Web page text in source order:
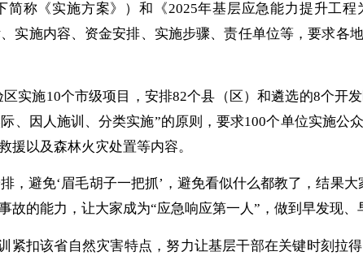
称《实施方案》）和《2025年基层应急能力提升工
实施内容、资金安排、实施步骤、责任单位等，要求各
实施10个市级项目，安排82个县（区）和遴选的8个开
、因人施训、分类实施”的原则，要求100个单位实施公
以及森林火灾处置等内容。
，避免‘眉毛胡子一把抓’，避免看似什么都教了，结果
的能力，让大家成为“应急响应第一人”，做到早发现、
扣该省自然灾害特点，努力让基层干部在关键时刻拉